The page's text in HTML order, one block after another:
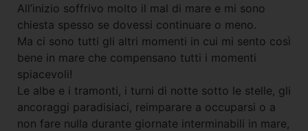
All’inizio soffrivo molto il mal di mare e mi sono
chiesta spesso se dovessi continuare o meno.
Ma ci sono tutti gli altri momenti in cui mi sento così
bene in mare che compensano tutti i momenti
spiacevoli!
Le albe e i tramonti, i turni di notte sotto le stelle, gli
ancoraggi paradisiaci, reimparare a occuparsi o a
non fare nulla durante giornate interminabili in mare,